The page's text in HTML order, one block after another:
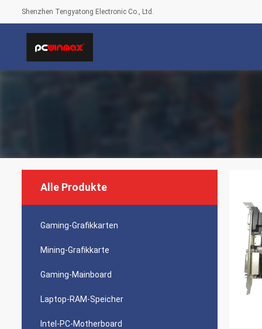
Shenzhen Tengyatong Electronic Co., Ltd.
Alle Produkte
Gaming-Grafikkarten
Mining-Grafikkarte
Gaming-Mainboard
Laptop-RAM-Speicher
Intel-PC-Motherboard